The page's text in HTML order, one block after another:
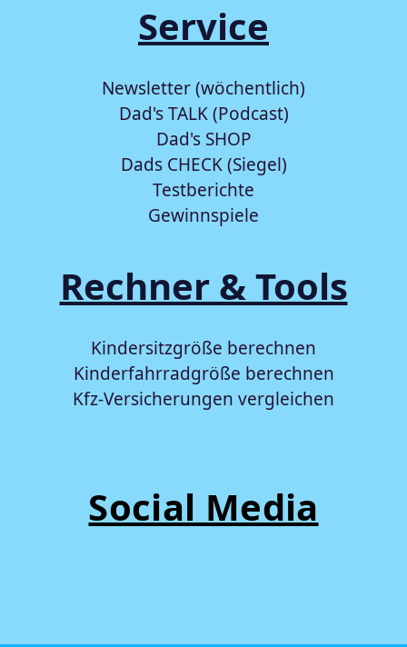
Service
Newsletter (wöchentlich)
Dad's TALK (Podcast)
Dad's SHOP
Dads CHECK (Siegel)
Testberichte
Gewinnspiele
Rechner & Tools
Kindersitzgröße berechnen
Kinderfahrradgröße berechnen
Kfz-Versicherungen vergleichen
Social Media